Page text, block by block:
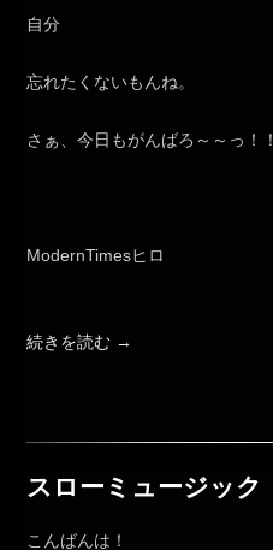
自分
忘れたくないもんね。
さぁ、今日もがんばろ～～っ！！
ModernTimesヒロ
続きを読む →
スローミュージック
こんばんは！